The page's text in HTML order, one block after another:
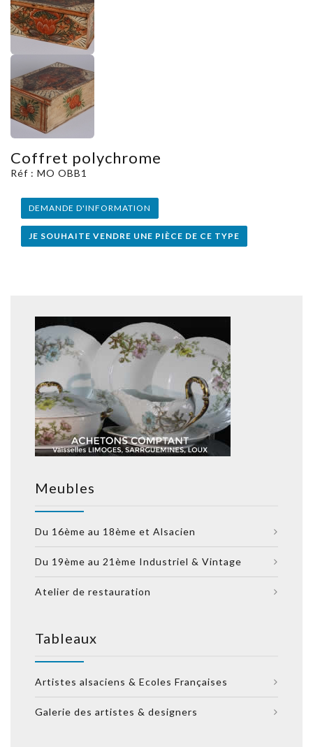
Coffret polychrome
Réf : MO OBB1
DEMANDE D'INFORMATION
JE SOUHAITE VENDRE UNE PIÈCE DE CE TYPE
Meubles
Du 16ème au 18ème et Alsacien
Du 19ème au 21ème Industriel & Vintage
Atelier de restauration
Tableaux
Artistes alsaciens & Ecoles Françaises
Galerie des artistes & designers